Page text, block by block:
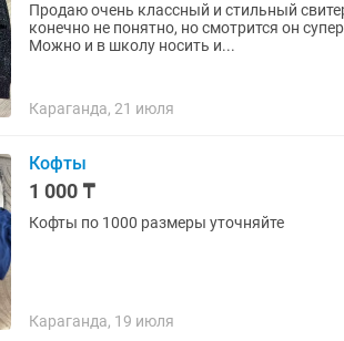
Продаю очень классный и стильный
конечно не понятно, но смотрится он
Можно и в школу носить и...
Караганда, 21 июля
Кофты
1 000 ₸
Кофты по 1000 размеры уточняйте
Караганда, 19 июля